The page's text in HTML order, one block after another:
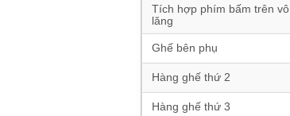
Tích hợp phím bấm trên vô
lăng
Ghế bên phụ
Hàng ghế thứ 2
Hàng ghế thứ 3